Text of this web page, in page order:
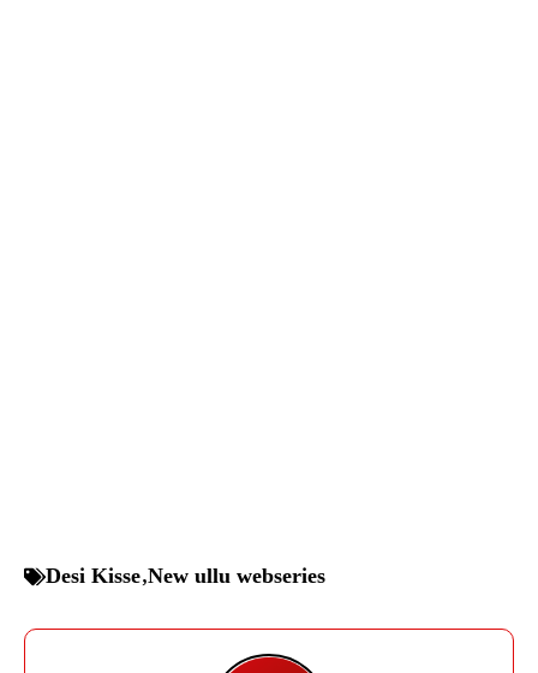
Desi Kisse,New ullu webseries